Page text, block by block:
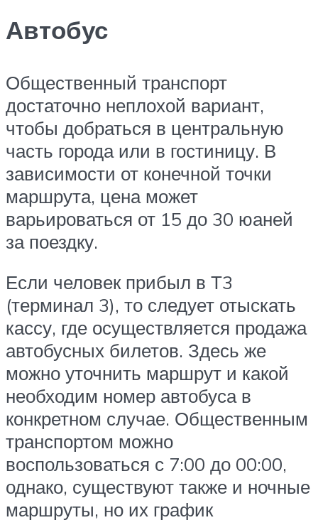
Автобус
Общественный транспорт
достаточно неплохой вариант,
чтобы добраться в центральную
часть города или в гостиницу. В
зависимости от конечной точки
маршрута, цена может
варьироваться от 15 до 30 юаней
за поездку.
Если человек прибыл в Т3
(терминал 3), то следует отыскать
кассу, где осуществляется продажа
автобусных билетов. Здесь же
можно уточнить маршрут и какой
необходим номер автобуса в
конкретном случае. Общественным
транспортом можно
воспользоваться с 7:00 до 00:00,
однако, существуют также и ночные
маршруты, но их график